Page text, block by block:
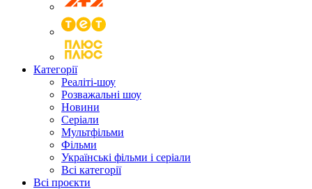
Категорії
Реаліті-шоу
Розважальні шоу
Новини
Серіали
Мультфільми
Фільми
Українські фільми і серіали
Всі категорії
Всі проєкти